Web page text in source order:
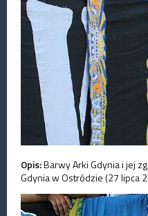
Opis:Barwy Arki Gdynia i jej
Gdynia w Ostródzie (27 lipca